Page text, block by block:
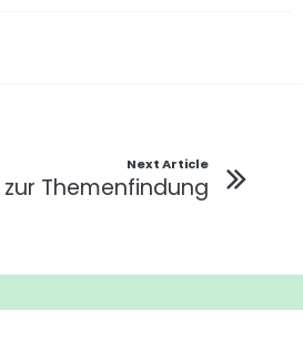
Next Article
Themenfindung